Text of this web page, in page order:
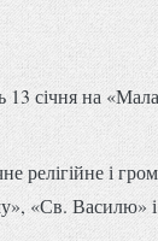
13 січня на
релігійне і
«Св. Василю» і